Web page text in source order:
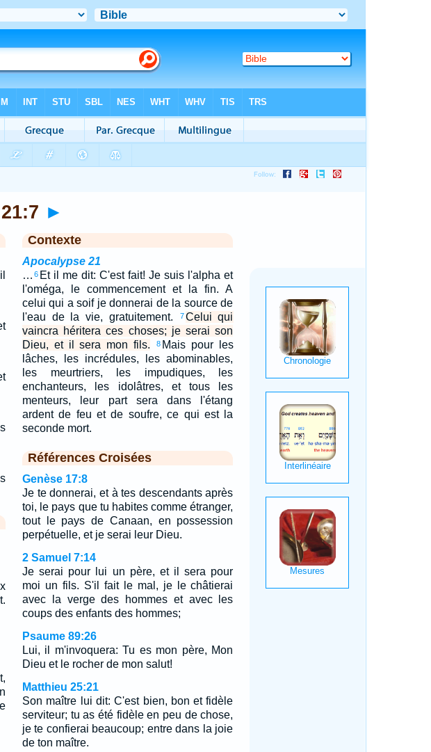
►
Contexte
Apocalypse 21
… 6 Et il me dit: C'est fait! Je suis l'alpha et
l'oméga, le commencement et la fin. A
celui qui a soif je donnerai de la source de
l'eau de la vie, gratuitement.
7Celui qui
vaincra héritera ces choses; je serai son
Dieu, et il sera mon fils.
8 Mais pour les
lâches, les incrédules, les abominables,
les meurtriers, les impudiques, les
enchanteurs, les idolâtres, et tous les
menteurs, leur part sera dans l'étang
ardent de feu et de soufre, ce qui est la
seconde mort.
Références Croisées
Genèse 17:8
Je te donnerai, et à tes descendants après
toi, le pays que tu habites comme étranger,
tout le pays de Canaan, en possession
perpétuelle, et je serai leur Dieu.
2 Samuel 7:14
Je serai pour lui un père, et il sera pour
moi un fils. S'il fait le mal, je le châtierai
avec la verge des hommes et avec les
coups des enfants des hommes;
Psaume 89:26
Lui, il m'invoquera: Tu es mon père, Mon
Dieu et le rocher de mon salut!
Matthieu 25:21
Son maître lui dit: C'est bien, bon et fidèle
serviteur; tu as été fidèle en peu de chose,
je te confierai beaucoup; entre dans la joie
de ton maître.